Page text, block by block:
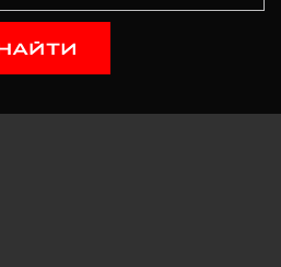
НАЙТИ